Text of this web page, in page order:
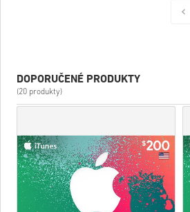
DOPORUČENÉ PRODUKTY
(20 produkty)